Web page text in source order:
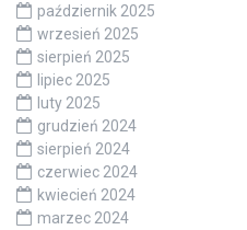
październik 2025
wrzesień 2025
sierpień 2025
lipiec 2025
luty 2025
grudzień 2024
sierpień 2024
czerwiec 2024
kwiecień 2024
marzec 2024